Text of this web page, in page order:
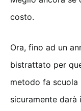
costo.
Ora, fino ad un
bistrattato per
metodo fa scuola
sicuramente